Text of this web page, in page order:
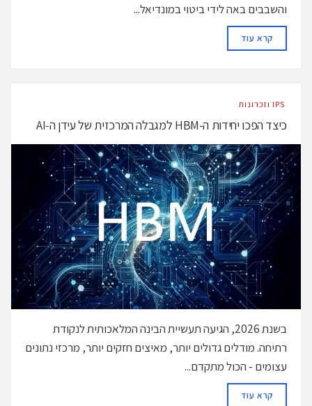
והשבבים באה לידי ביטוי במונדיאל...
קרא עודDETAILS
כיצד הפכו יחידות ה-HBM למגבלה המרכזית של עידן ה‑AI
בשנת 2026, הגיעה תעשיית הבינה המלאכותית לנקודת
רתיחה. מודלים גדולים יותר, מאיצים חזקים יותר, מרכזי נתונים
עצומים - הכול מתקדם...
קרא עודDETAILS